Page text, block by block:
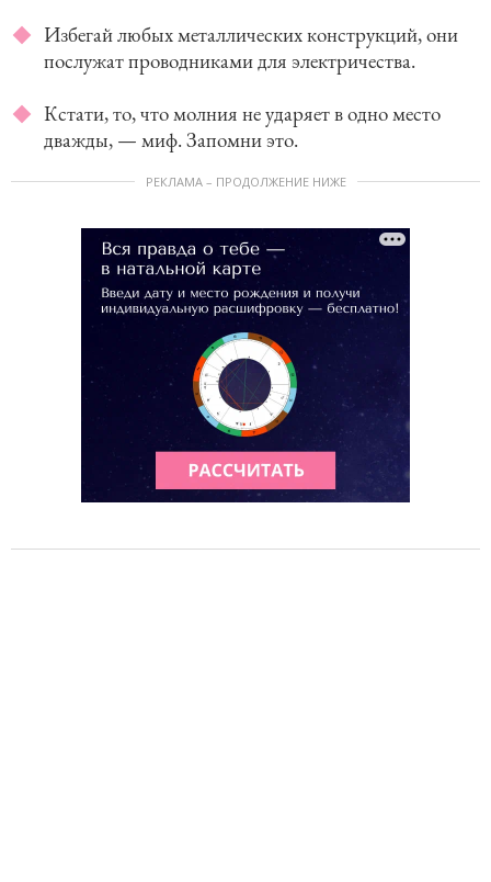
Избегай любых металлических конструкций, они
послужат проводниками для электричества.
Кстати, то, что молния не ударяет в одно место
дважды, — миф. Запомни это.
РЕКЛАМА – ПРОДОЛЖЕНИЕ НИЖЕ